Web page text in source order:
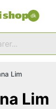
Lim
Lim